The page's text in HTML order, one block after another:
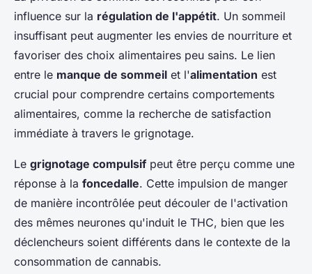
influence sur la régulation de l'appétit. Un sommeil
insuffisant peut augmenter les envies de nourriture et
favoriser des choix alimentaires peu sains. Le lien
entre le manque de sommeil et l'alimentation est
crucial pour comprendre certains comportements
alimentaires, comme la recherche de satisfaction
immédiate à travers le grignotage.
Le grignotage compulsif peut être perçu comme une
réponse à la foncedalle. Cette impulsion de manger
de manière incontrôlée peut découler de l'activation
des mêmes neurones qu'induit le THC, bien que les
déclencheurs soient différents dans le contexte de la
consommation de cannabis.